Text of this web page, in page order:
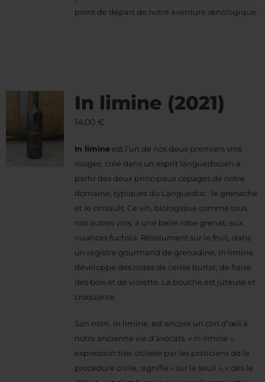
point de départ de notre aventure œnologique.
In limine (2021)
14,00 €
In limineest l’un de nos deux premiers vins
rouges, créé dans un esprit languedocien à
partir des deux principaux cépages de notre
domaine, typiques du Languedoc : le grenache
et le cinsault. Ce vin, biologique comme tous
nos autres vins, a une belle robe grenat, aux
nuances fuchsia. Résolument sur le fruit, dans
un registre gourmand de grenadine, In limine
développe des notes de cerise burlat, de fraise
des bois et de violette. La bouche est juteuse et
croquante.
Son nom, In limine, est encore un clin d’œil à
notre ancienne vie d’avocats. « In limine »,
expression très utilisée par les praticiens de la
procédure civile, signifie « sur le seuil », « dès le